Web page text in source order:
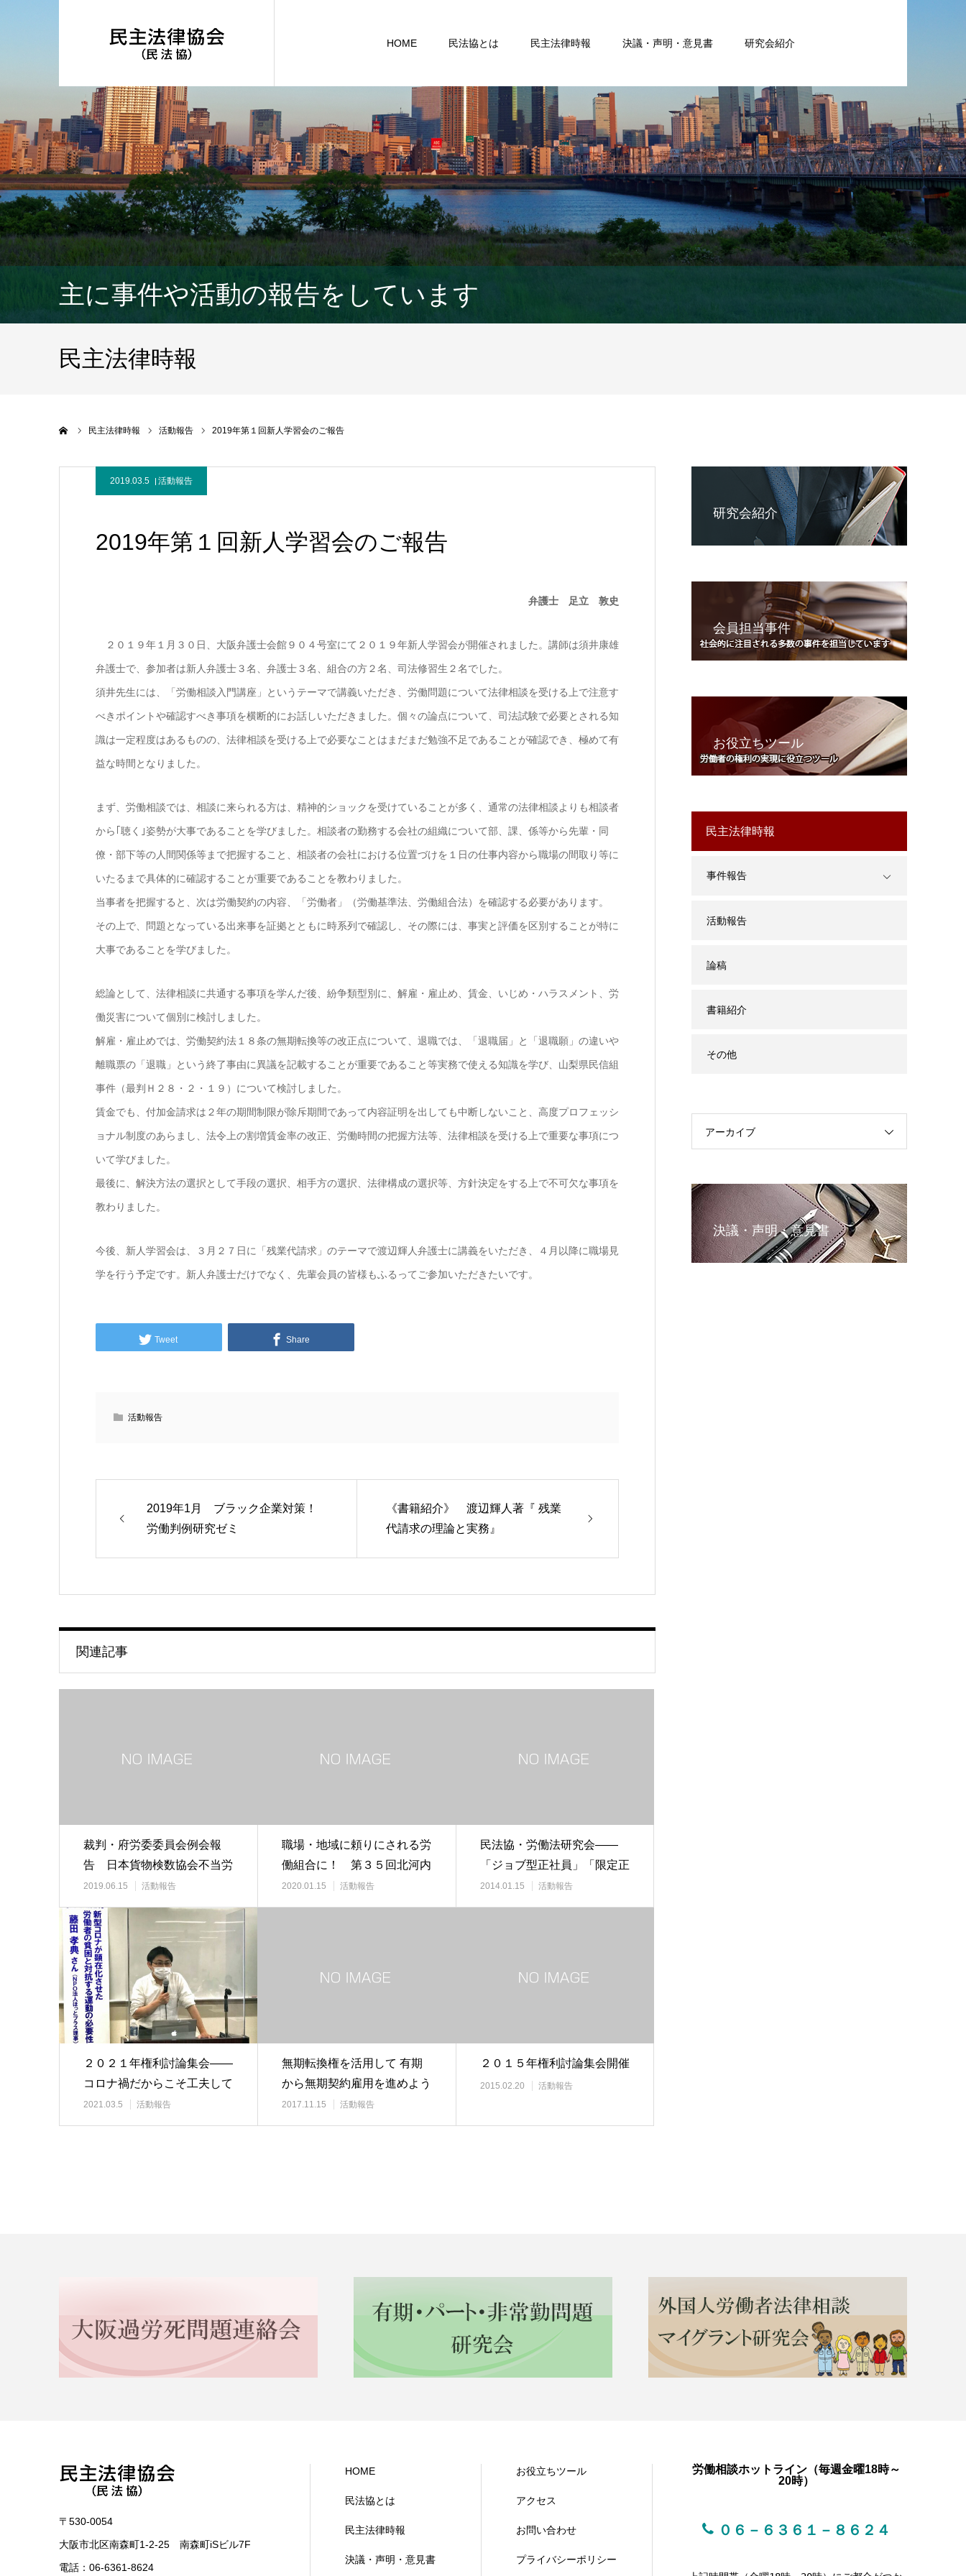
HOME 民法協とは 民主法律時報 決議・声明・意見書 研究会紹介
主に事件や活動の報告をしています
民主法律時報
民主法律時報 活動報告 2019年第１回新人学習会のご報告
2019.03.5 活動報告
2019年第１回新人学習会のご報告
弁護士 足立 敦史
２０１９年１月３０日、大阪弁護士会館９０４号室にて２０１９年新人学習会が開催されました。講師は須井康雄
弁護士で、参加者は新人弁護士３名、弁護士３名、組合の方２名、司法修習生２名でした。
須井先生には、「労働相談入門講座」というテーマで講義いただき、労働問題について法律相談を受ける上で注意す
べきポイントや確認すべき事項を横断的にお話しいただきました。個々の論点について、司法試験で必要とされる知
識は一定程度はあるものの、法律相談を受ける上で必要なことはまだまだ勉強不足であることが確認でき、極めて有
益な時間となりました。
まず、労働相談では、相談に来られる方は、精神的ショックを受けていることが多く、通常の法律相談よりも相談者
から｢聴く｣姿勢が大事であることを学びました。相談者の勤務する会社の組織について部、課、係等から先輩・同
僚・部下等の人間関係等まで把握すること、相談者の会社における位置づけを１日の仕事内容から職場の間取り等に
いたるまで具体的に確認することが重要であることを教わりました。
当事者を把握すると、次は労働契約の内容、「労働者」（労働基準法、労働組合法）を確認する必要があります。
その上で、問題となっている出来事を証拠とともに時系列で確認し、その際には、事実と評価を区別することが特に
大事であることを学びました。
総論として、法律相談に共通する事項を学んだ後、紛争類型別に、解雇・雇止め、賃金、いじめ・ハラスメント、労
働災害について個別に検討しました。
解雇・雇止めでは、労働契約法１８条の無期転換等の改正点について、退職では、「退職届」と「退職願」の違いや
離職票の「退職」という終了事由に異議を記載することが重要であること等実務で使える知識を学び、山梨県民信組
事件（最判Ｈ２８・２・１９）について検討しました。
賃金でも、付加金請求は２年の期間制限が除斥期間であって内容証明を出しても中断しないこと、高度プロフェッシ
ョナル制度のあらまし、法令上の割増賃金率の改正、労働時間の把握方法等、法律相談を受ける上で重要な事項につ
いて学びました。
最後に、解決方法の選択として手段の選択、相手方の選択、法律構成の選択等、方針決定をする上で不可欠な事項を
教わりました。
今後、新人学習会は、３月２７日に「残業代請求」のテーマで渡辺輝人弁護士に講義をいただき、４月以降に職場見
学を行う予定です。新人弁護士だけでなく、先輩会員の皆様もふるってご参加いただきたいです。
Tweet Share
活動報告
2019年1月 ブラック企業対策！
労働判例研究ゼミ
《書籍紹介》 渡辺輝人著『 残業
代請求の理論と実務』
関連記事
裁判・府労委委員会例会報
告 日本貨物検数協会不当労
働行為事件を題材と…
2019.06.15 活動報告
職場・地域に頼りにされる労
働組合に！ 第３５回北河内
権利討論集会開催…
2020.01.15 活動報告
民法協・労働法研究会――
「ジョブ型正社員」「限定正
社員」の導入で解雇…
2014.01.15 活動報告
２０２１年権利討論集会――
コロナ禍だからこそ工夫して
討論を実施 ――…
2021.03.5 活動報告
無期転換権を活用して 有期
から無期契約雇用を進めよう
―労働相談懇談会…
2017.11.15 活動報告
２０１５年権利討論集会開催
2015.02.20 活動報告
研究会紹介
会員担当事件
お役立ちツール
民主法律時報
事件報告
活動報告
論稿
書籍紹介
その他
アーカイブ
決議・声明・意見書
〒530-0054
大阪市北区南森町1-2-25 南森町iSビル7F
電話： 06-6361-8624
HOME
民法協とは
民主法律時報
決議・声明・意見書
お役立ちツール
アクセス
お問い合わせ
プライバシーポリシー
労働相談ホットライン（毎週金曜18時～
20時）
０６－６３６１－８６２４